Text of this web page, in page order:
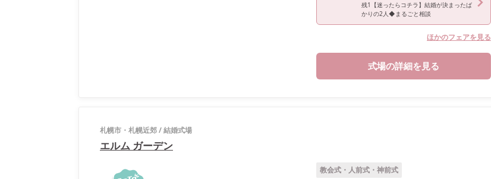
残1【迷ったらコチラ】結婚が決まったば
かりの2人◆まるごと相談
ほかのフェアを見る
式場の詳細を見る
札幌市・札幌近郊/結婚式場
エルム ガーデン
教会式・人前式・神前式